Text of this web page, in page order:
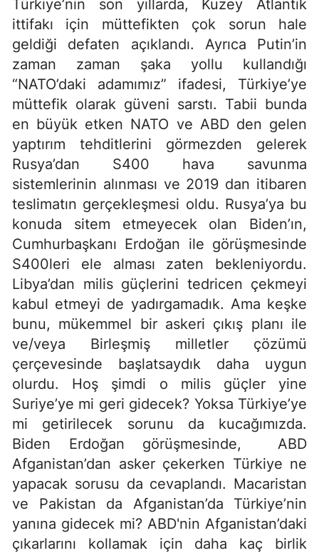
Türkiye’nin son yıllarda, Kuzey Atlantik
ittifakı için müttefikten çok sorun hale
geldiği defaten açıklandı. Ayrıca Putin’in
zaman zaman şaka yollu kullandığı
“NATO’daki adamımız” ifadesi, Türkiye’ye
müttefik olarak güveni sarstı. Tabii bunda
en büyük etken NATO ve ABD den gelen
yaptırım tehditlerini görmezden gelerek
Rusya’dan S400 hava savunma
sistemlerinin alınması ve 2019 dan itibaren
teslimatın gerçekleşmesi oldu. Rusya’ya bu
konuda sitem etmeyecek olan Biden’ın,
Cumhurbaşkanı Erdoğan ile görüşmesinde
S400leri ele alması zaten bekleniyordu.
Libya’dan milis güçlerini tedricen çekmeyi
kabul etmeyi de yadırgamadık. Ama keşke
bunu, mükemmel bir askeri çıkış planı ile
ve/veya Birleşmiş milletler çözümü
çerçevesinde başlatsaydık daha uygun
olurdu. Hoş şimdi o milis güçler yine
Suriye’ye mi geri gidecek? Yoksa Türkiye’ye
mi getirilecek sorunu da kucağımızda.
Biden Erdoğan görüşmesinde, ABD
Afganistan’dan asker çekerken Türkiye ne
yapacak sorusu da cevaplandı. Macaristan
ve Pakistan da Afganistan’da Türkiye’nin
yanına gidecek mi? ABD'nin Afganistan’daki
çıkarlarını kollamak için daha kaç birlik